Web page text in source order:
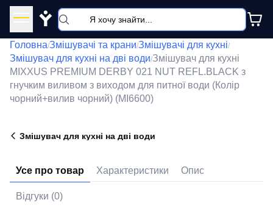
Y
Головна/Змішувачі та крани/Змішувачі для кухні/
Змішувач для кухні на дві води/Змішувач для кухні
MIXXUS PREMIUM DERBY 021 NUT REFL.BLACK з
гнучким виливом з виходом для питної води (Колір
чорний+вилив чорний) (MI6600)
Змішувач для кухні на дві води
Усе про товар Характеристики Опис
Відгуки (0)